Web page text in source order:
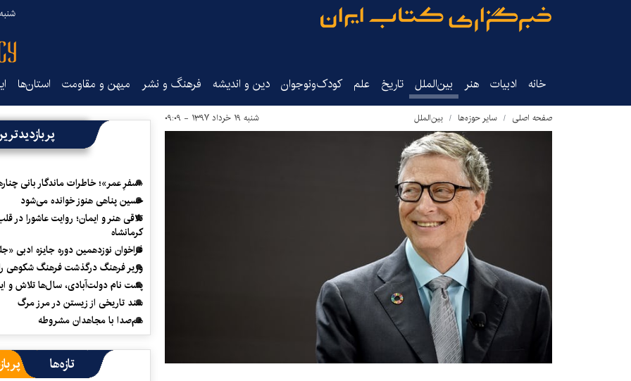
شنبه ۱۷ مرداد ۱۴۰۵
خانه ادبیات هنر بین‌الملل تاریخ‌ علم کودک‌ونوجوان دین و اندیشه فرهنگ و نشر میهن و مقاومت استان‌ها
صفحه اصلی سایر حوزه‌ها بین‌الملل شنبه ۱۹ خرداد ۱۳۹۷ - ۰۹:۰۹
«سفرِ عمر»؛ خاطرات ماندگار بانی
حسین پناهی هنوز خوانده می‌شود
تلاقی هنر و ایمان؛ روایت عاشورا در
کرمانشاه
فراخوان نوزدهمین دوره جایزه ادبی
وزیر فرهنگ درگذشت فرهنگ شکوهی
پشت نام دولت‌آبادی، سال‌ها تلاش و
سند تاریخی از زیستن در مرز مرگ
هم‌صدا با مجاهدان مشروطه
تازه‌ها